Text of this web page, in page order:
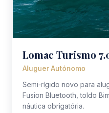
Lomac Turismo
Aluguer Autónomo
Semi-rígido novo para
Fusion Bluetooth, toldo
náutica obrigatória.